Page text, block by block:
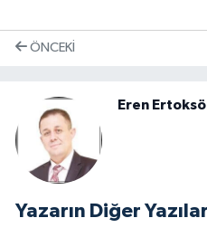
ÖNCEKI
Eren
Yazarın Diğer